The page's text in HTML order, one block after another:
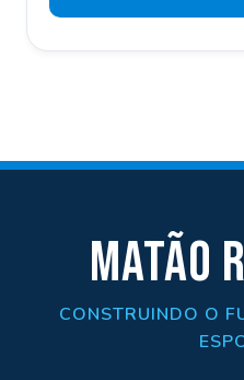
MATÃO
CONSTRUINDO O